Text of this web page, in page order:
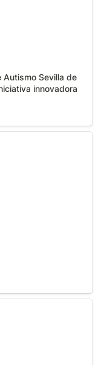
Sevilla de
innovadora
presentan el